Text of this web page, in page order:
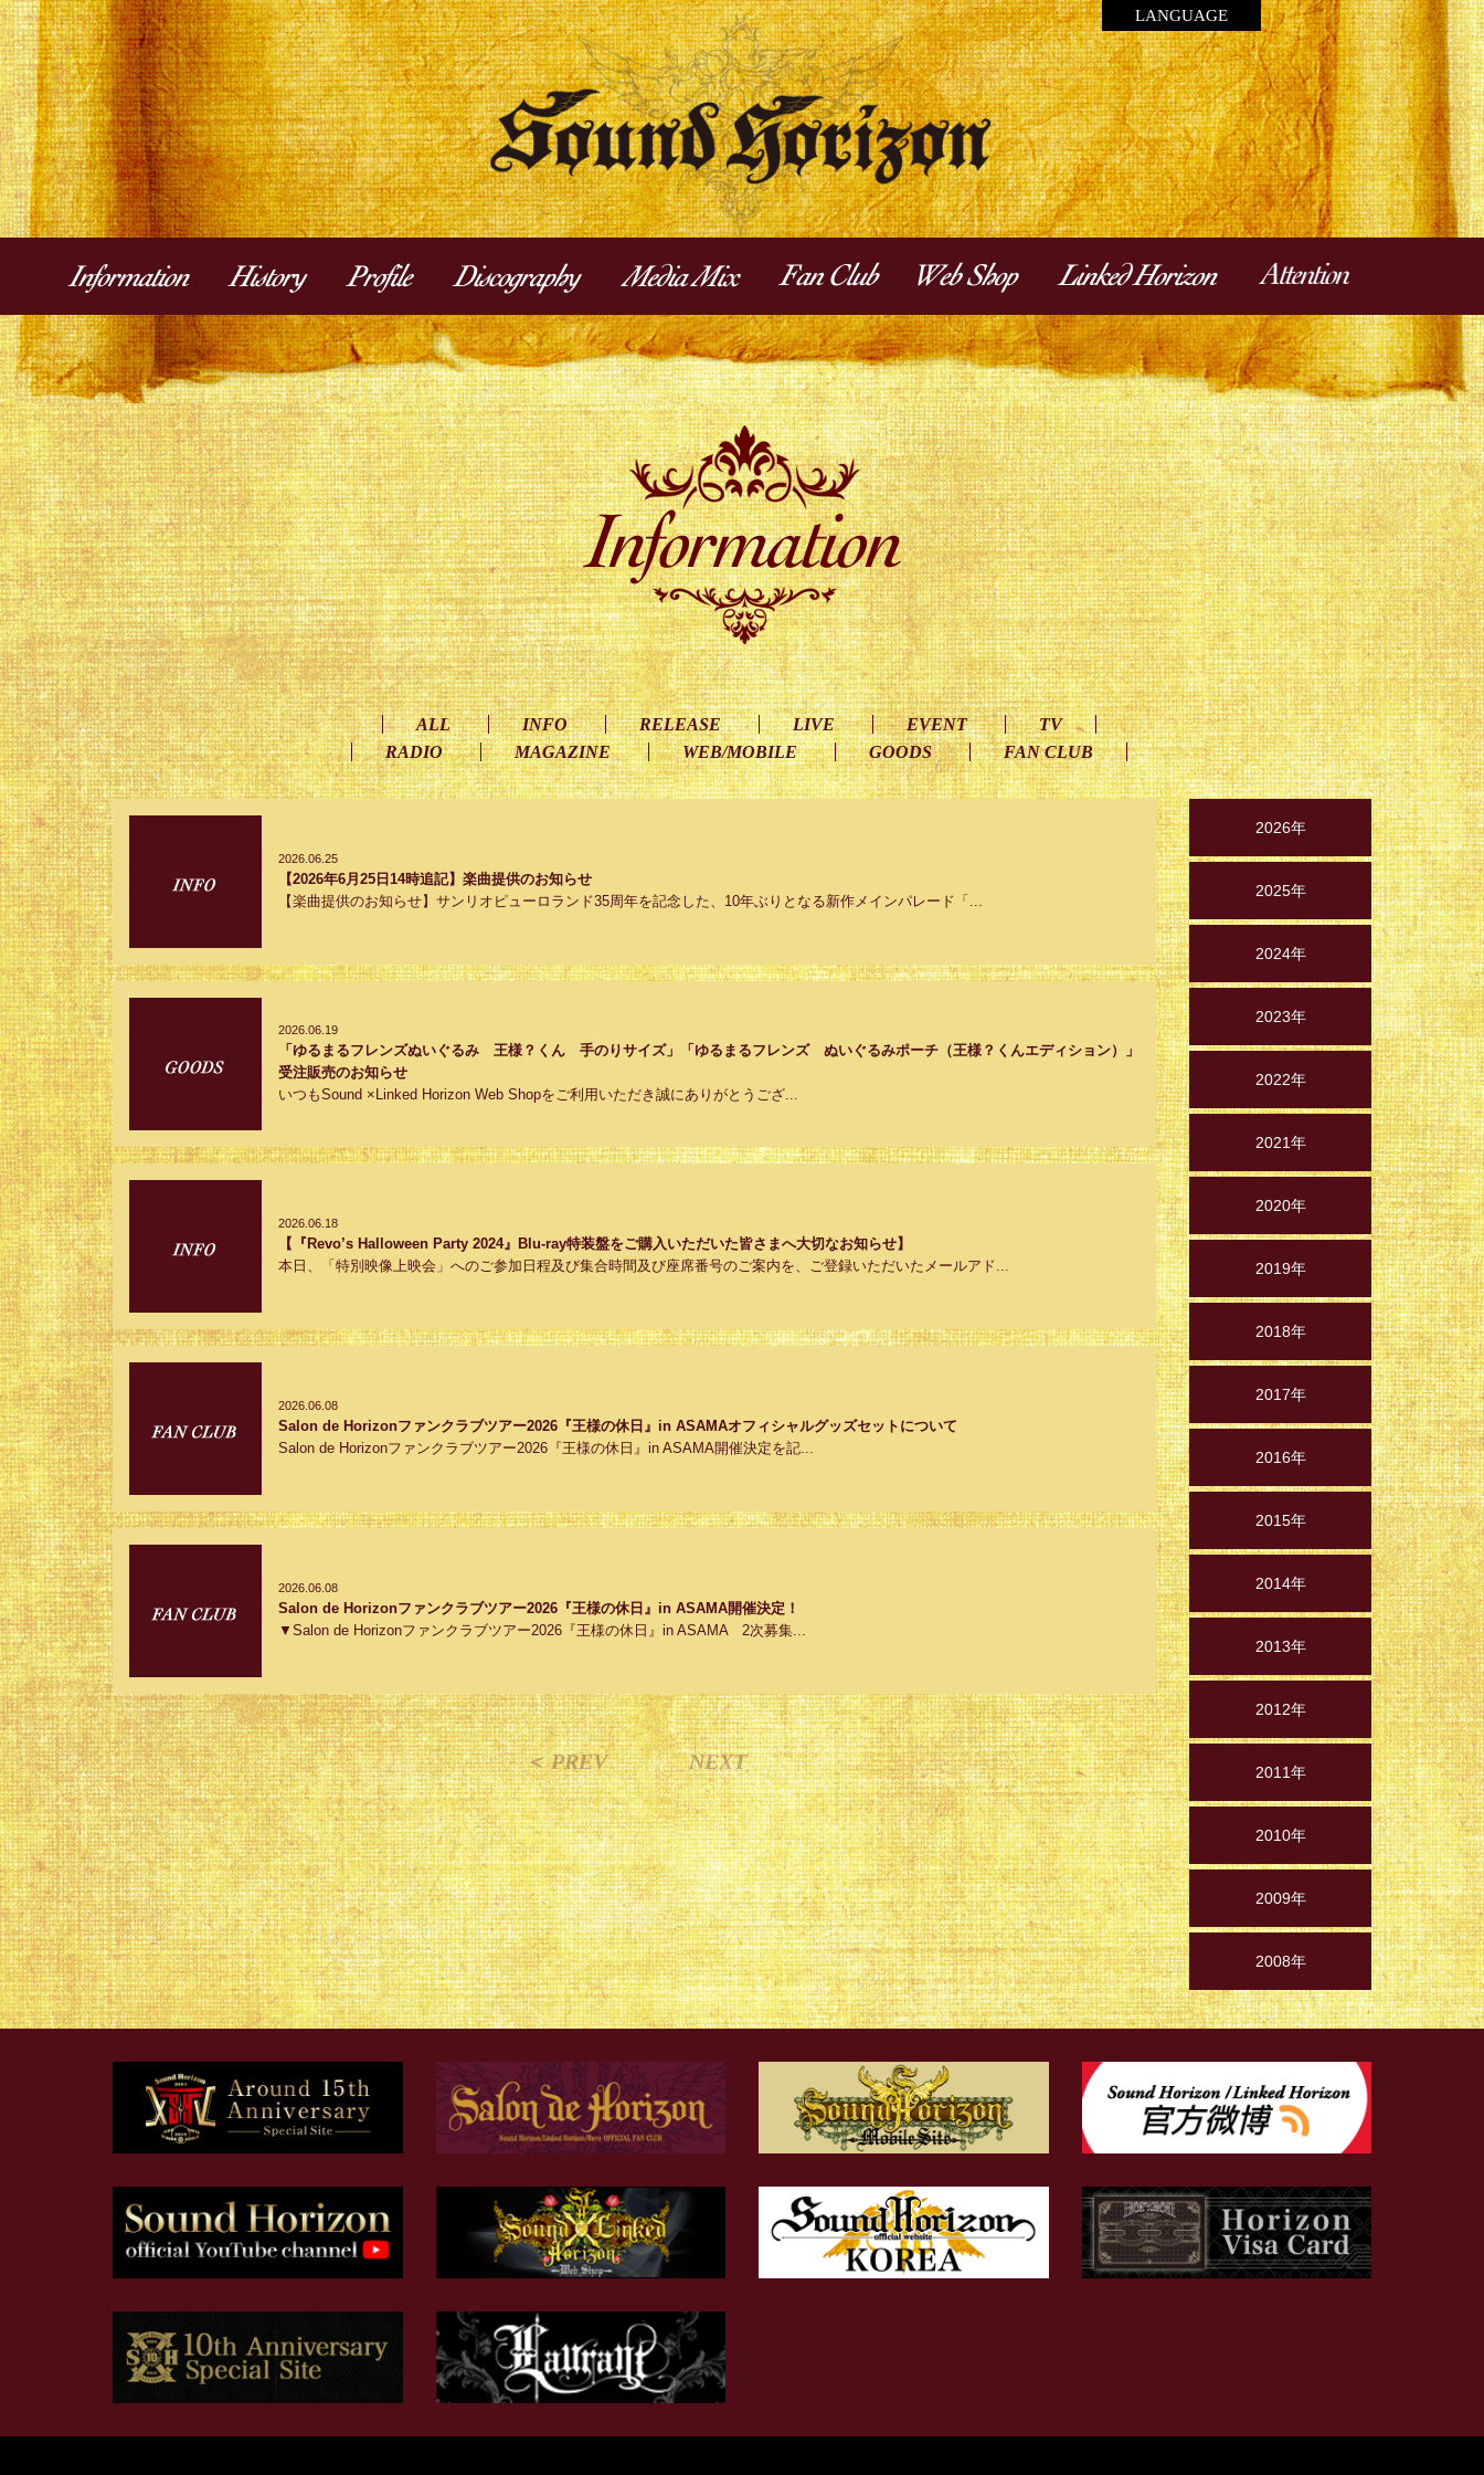
LANGUAGE
ALL INFO RELEASE LIVE EVENT
TV
RADIO
MAGAZINE WEB/MOBILE GOODS FAN CLUB
2026.06.25
【2026年6月25日14時追記】楽曲提供のお知らせ
【楽曲提供のお知らせ】サンリオピューロランド35周年を記念した、10年ぶりとなる新作メインパレード「...
2026.06.19
「ゆるまるフレンズぬいぐるみ 王様？くん 手のりサイズ」「ゆるまるフレンズ ぬいぐるみポーチ（王様？くんエディション）」
受注販売のお知らせ
いつもSound ×Linked Horizon Web Shopをご利用いただき誠にありがとうござ...
2026.06.18
【『Revo’s Halloween Party 2024』Blu-ray特装盤をご購入いただいた皆さまへ大切なお知らせ】
本日、「特別映像上映会」へのご参加日程及び集合時間及び座席番号のご案内を、ご登録いただいたメールアド...
2026.06.08
Salon de Horizonファンクラブツアー2026『王様の休日』in ASAMAオフィシャルグッズセットについて
Salon de Horizonファンクラブツアー2026『王様の休日』in ASAMA開催決定を記...
2026.06.08
Salon de Horizonファンクラブツアー2026『王様の休日』in ASAMA開催決定！
▼Salon de Horizonファンクラブツアー2026『王様の休日』in ASAMA 2次募集...
＜ PREV NEXT
2026年
2025年
2024年
2023年
2022年
2021年
2020年
2019年
2018年
2017年
2016年
2015年
2014年
2013年
2012年
2011年
2010年
2009年
2008年